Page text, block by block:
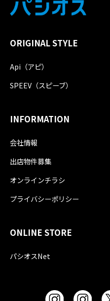
ORIGINAL STYLE
Api（アピ）
SPEEV（スピーブ）
INFORMATION
会社情報
出店物件募集
オンラインチラシ
プライバシーポリシー
ONLINE STORE
パシオスNet